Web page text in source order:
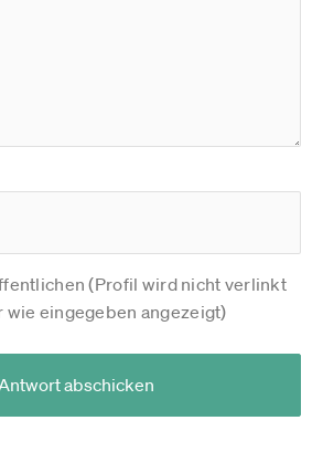
(Profil wird nicht verlinkt
wie eingegeben angezeigt)
abschicken